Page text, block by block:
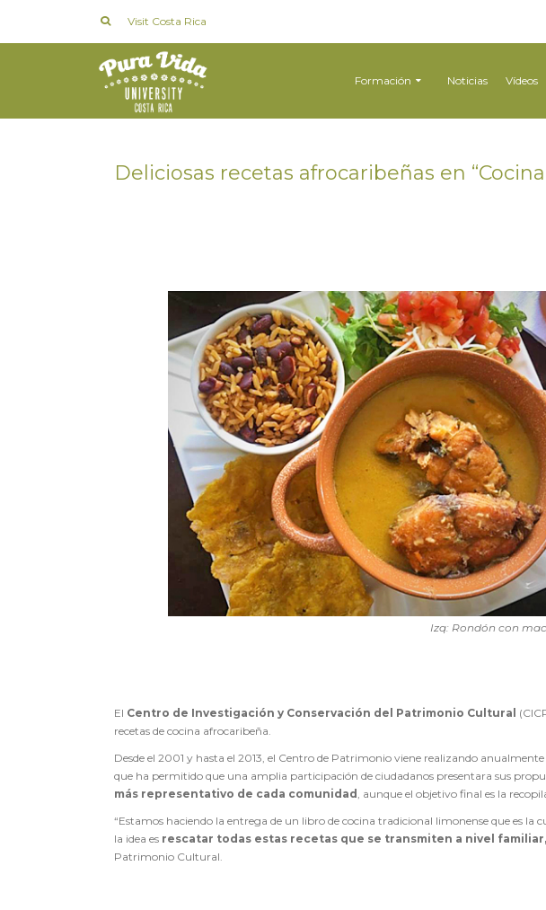
Visit Costa Rica
Formación Noticias Vídeos
Deliciosas recetas afrocaribeñas en
Izq: Rondón con
El Centro de Investigación y Conservación del Patrimonio Cultural
recetas de cocina afrocaribeña.
Desde el 2001 y hasta el 2013, el Centro de Patrimonio viene realizando anualmente
que ha permitido que una amplia participación de ciudadanos presentara sus
más representativo de cada comunidad
, aunque el objetivo final es la
“Estamos haciendo la entrega de un libro de cocina tradicional limonense que es
la idea es rescatar todas estas recetas que se transmiten a nivel
Patrimonio Cultural.